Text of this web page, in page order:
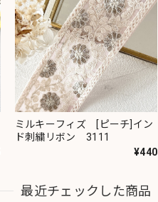
ミルキーフィズ [ピーチ]イン
ド刺繍リボン 3111
¥440
最近チェックした商品